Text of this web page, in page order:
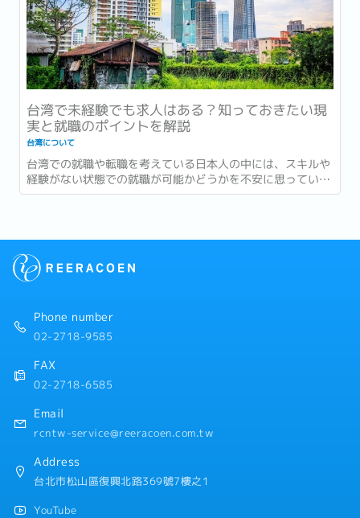
台湾で未経験でも求人はある？知っておきたい現
実と就職のポイントを解説
台湾について
台湾での就職や転職を考えている日本人の中には、スキルや
経験がない状態での就職が可能かどうかを不安に思っている
方も多いでしょう。実際、未経験でも就職できるチャンスは
Phone number
02-2718-9585
FAX
02-2718-6585
Email
rcntw-service@reeracoen.com.tw
Address
台北市松山區復興北路369號7樓之1
YouTube